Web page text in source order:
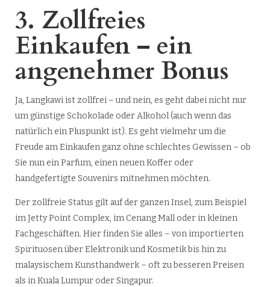
3. Zollfreies
Einkaufen – ein
angenehmer Bonus
Ja, Langkawi ist zollfrei – und nein, es geht dabei nicht nur
um günstige Schokolade oder Alkohol (auch wenn das
natürlich ein Pluspunkt ist). Es geht vielmehr um die
Freude am Einkaufen ganz ohne schlechtes Gewissen – ob
Sie nun ein Parfum, einen neuen Koffer oder
handgefertigte Souvenirs mitnehmen möchten.
Der zollfreie Status gilt auf der ganzen Insel, zum Beispiel
im Jetty Point Complex, im Cenang Mall oder in kleinen
Fachgeschäften. Hier finden Sie alles – von importierten
Spirituosen über Elektronik und Kosmetik bis hin zu
malaysischem Kunsthandwerk – oft zu besseren Preisen
als in Kuala Lumpur oder Singapur.